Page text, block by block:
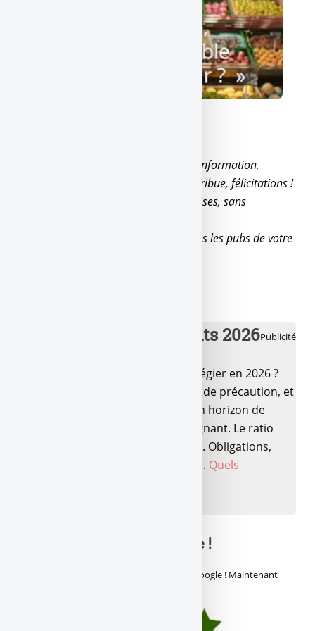
Google a un véritable monopole de l’information,
Le danger est que tout le monde contribue, félicitations !
On vous sert déjà des tonnes de fadaises, sans
Vos connaissances sont nulles, d’après les pubs de votre
Publicité
💰 Meilleurs placements 2026
Quels sont les placements à privilégier en 2026 ?
LEP, Livret A/LDDS pour l’épargne de précaution, et
pour la suite ? Tout dépend de ton horizon de
placement et de ton profil d’épargnant. Le ratio
rendement/risque passé au crible. Obligations,
fonds datés, produits structurés,... Quels
🔍 Balance ta note mon pote !
Ok Google ! Maintenant